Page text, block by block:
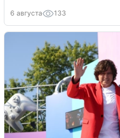
6 августа 133